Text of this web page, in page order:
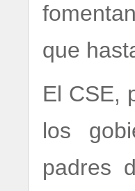
que
El CSE,
los
padres